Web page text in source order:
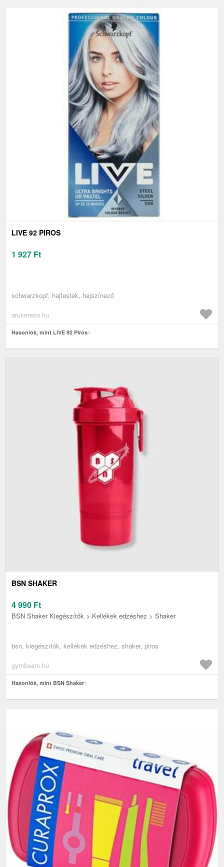
LIVE 92 PIROS
1 927 Ft
schwarzkopf, hajfesték, hajszínező
arukereso.hu
Hasonlók, mint LIVE 92 Piros
BSN SHAKER
4 990 Ft
BSN Shaker Kiegészítők > Kellékek edzéshez > Shaker
bsn, kiegészítők, kellékek edzéshez, shaker, piros
gymbeam.hu
Hasonlók, mint BSN Shaker